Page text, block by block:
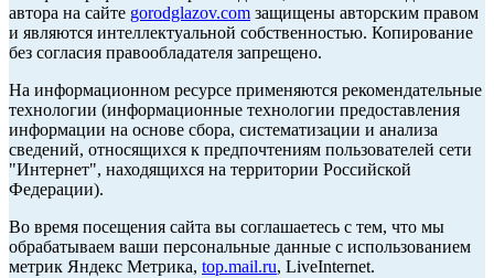
автора на сайте gorodglazov.com защищены авторским правом
и являются интеллектуальной собственностью. Копирование
без согласия правообладателя запрещено.
На информационном ресурсе применяются рекомендательные
технологии (информационные технологии предоставления
информации на основе сбора, систематизации и анализа
сведений, относящихся к предпочтениям пользователей сети
"Интернет", находящихся на территории Российской
Федерации).
Во время посещения сайта вы соглашаетесь с тем, что мы
обрабатываем ваши персональные данные с использованием
метрик Яндекс Метрика, top.mail.ru, LiveInternet.